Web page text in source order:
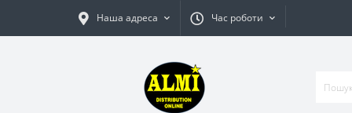
Наша адреса Час роботи